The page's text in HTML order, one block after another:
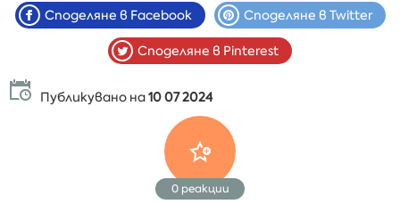
Споделяне в Facebook Споделяне в Twitter
Споделяне в Pinterest
Публикувано на10 07 2024
0реакции